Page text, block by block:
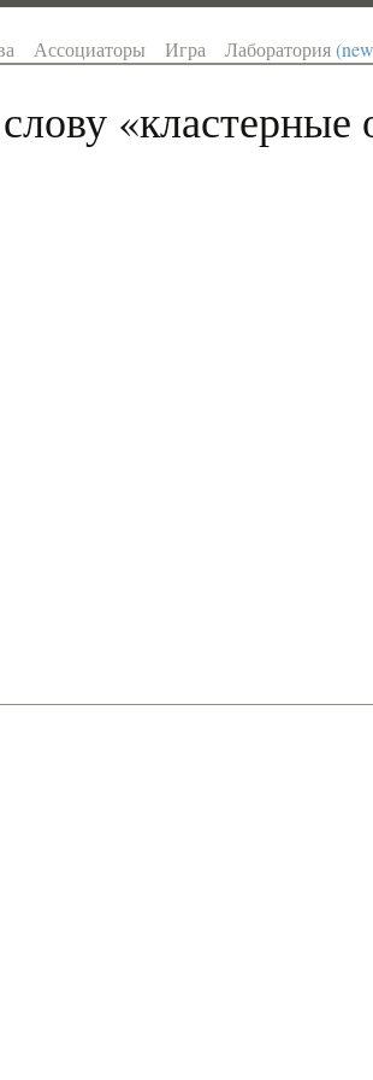
Ассоциаторы Игра Лаборатория
«кластерные